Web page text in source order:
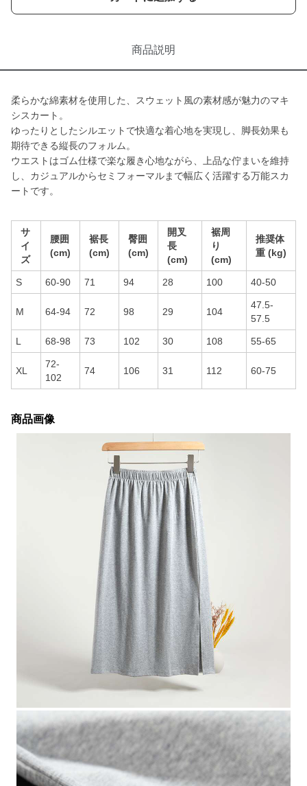
商品説明
柔らかな綿素材を使用した、スウェット風の素材感が魅力のマキ
シスカート。
ゆったりとしたシルエットで快適な着心地を実現し、脚長効果も
期待できる縦長のフォルム。
ウエストはゴム仕様で楽な履き心地ながら、上品な佇まいを維持
し、カジュアルからセミフォーマルまで幅広く活躍する万能スカ
ートです。
サ
イ
ズ
腰囲
(cm)
裾長
(cm)
臀囲
(cm)
開叉
長
(cm)
裾周
り
(cm)
推奨体
重 (kg)
S 60-90 71 94 28 100 40-50
M 64-94 72 98 29 104
47.5-
57.5
L 68-98 73 102 30 108 55-65
XL
72-
102
74 106 31 112 60-75
商品画像